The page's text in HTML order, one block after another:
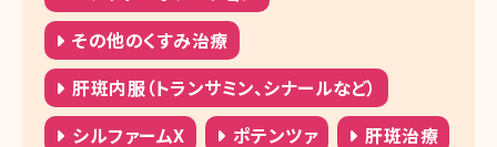
湘南美容クリニック 松山院
湘南美容クリニック 福岡院
湘南美容クリニック 博多院
その他のくすみ治療
肝斑内服（トランサミン、シナールなど）
シルファームX
ポテンツァ
肝斑治療